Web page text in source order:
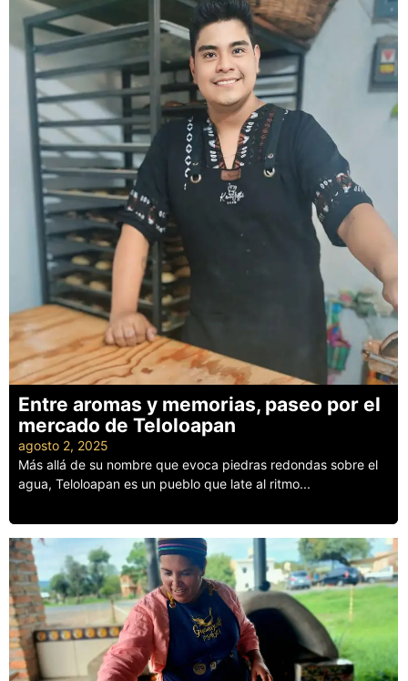
Entre aromas y memorias, paseo por el
mercado de Teloloapan
agosto 2, 2025
Más allá de su nombre que evoca piedras redondas sobre el
agua, Teloloapan es un pueblo que late al ritmo...